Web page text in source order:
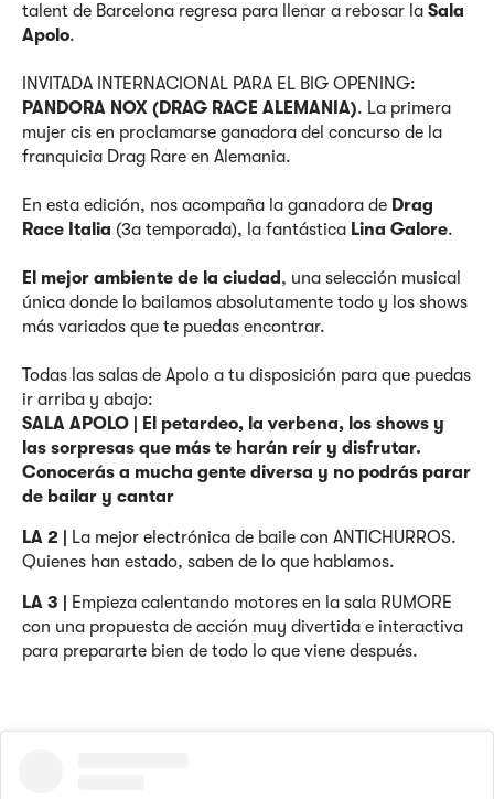
talent de Barcelona regresa para llenar a rebosar la Sala
Apolo.
INVITADA INTERNACIONAL PARA EL BIG OPENING:
PANDORA NOX (DRAG RACE ALEMANIA). La primera
mujer cis en proclamarse ganadora del concurso de la
franquicia Drag Rare en Alemania.
En esta edición, nos acompaña la ganadora de Drag
Race Italia (3a temporada), la fantástica Lina Galore.
El mejor ambiente de la ciudad , una selección musical
única donde lo bailamos absolutamente todo y los shows
más variados que te puedas encontrar.
Todas las salas de Apolo a tu disposición para que puedas
ir arriba y abajo:
SALA APOLO | El petardeo, la verbena, los shows y
las sorpresas que más te harán reír y disfrutar.
Conocerás a mucha gente diversa y no podrás parar
de bailar y cantar
LA 2 | La mejor electrónica de baile con ANTICHURROS.
Quienes han estado, saben de lo que hablamos.
LA 3 | Empieza calentando motores en la sala RUMORE
con una propuesta de acción muy divertida e interactiva
para prepararte bien de todo lo que viene después.